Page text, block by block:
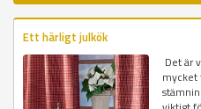
Ett härligt julkök
Det är
mycket